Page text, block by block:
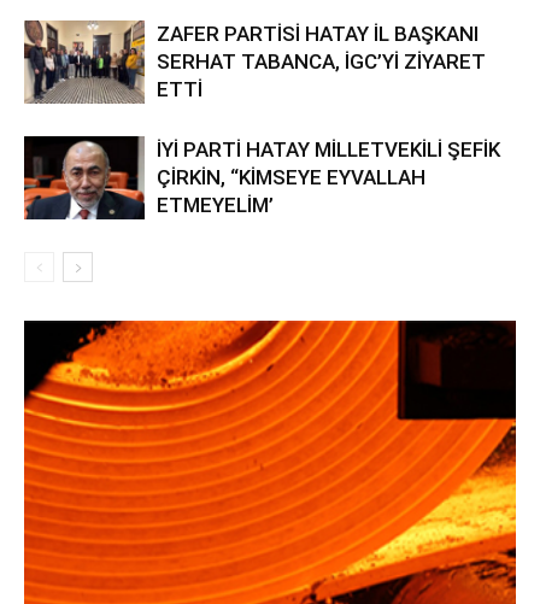
ZAFER PARTİSİ HATAY İL BAŞKANI
SERHAT TABANCA, İGC’Yİ ZİYARET
ETTİ
İYİ PARTİ HATAY MİLLETVEKİLİ ŞEFİK
ÇİRKİN, “KİMSEYE EYVALLAH
ETMEYELİM’